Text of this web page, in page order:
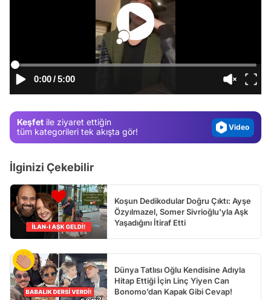
0:00/5:00
Keşfet ile ziyaret ettiğin
tüm kategorileri tek akışta gör!
Test
Gündem
Video
İlginizi Çekebilir
Koşun Dedikodular Doğru Çıktı: Ayşe
Özyılmazel, Somer Sivrioğlu'yla Aşk
Yaşadığını İtiraf Etti
Dünya Tatlısı Oğlu Kendisine Adıyla
Hitap Ettiği İçin Linç Yiyen Can
Bonomo’dan Kapak Gibi Cevap!